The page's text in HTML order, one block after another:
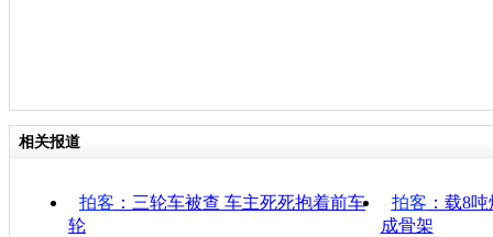
相关报道
拍客 ：三轮车被查 车主死死抱着前车
轮
拍客 ：载8
成骨架